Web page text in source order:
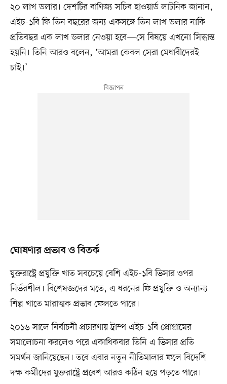
২০ লাখ ডলার। দেশটির বাণিজ্য সচিব হাওয়ার্ড লাটনিক জানান,
এইচ-১বি ফি তিন বছরের জন্য একসঙ্গে তিন লাখ ডলার নাকি
প্রতিবছর এক লাখ ডলার নেওয়া হবে—সে বিষয়ে এখনো সিদ্ধান্ত
হয়নি। তিনি আরও বলেন, ‘আমরা কেবল সেরা মেধাবীদেরই
চাই।’
ঘোষণার প্রভাব ও বিতর্ক
যুক্তরাষ্ট্রে প্রযুক্তি খাত সবচেয়ে বেশি এইচ-১বি ভিসার ওপর
নির্ভরশীল। বিশেষজ্ঞদের মতে, এ ধরনের ফি প্রযুক্তি ও অন্যান্য
শিল্প খাতে মারাত্মক প্রভাব ফেলতে পারে।
২০১৬ সালে নির্বাচনী প্রচারণায় ট্রাম্প এইচ-১বি প্রোগ্রামের
সমালোচনা করলেও পরে একাধিকবার তিনি এ ভিসার প্রতি
সমর্থন জানিয়েছেন। তবে এবার নতুন নীতিমালার ফলে বিদেশি
দক্ষ কর্মীদের যুক্তরাষ্ট্রে প্রবেশ আরও কঠিন হয়ে পড়তে পারে।